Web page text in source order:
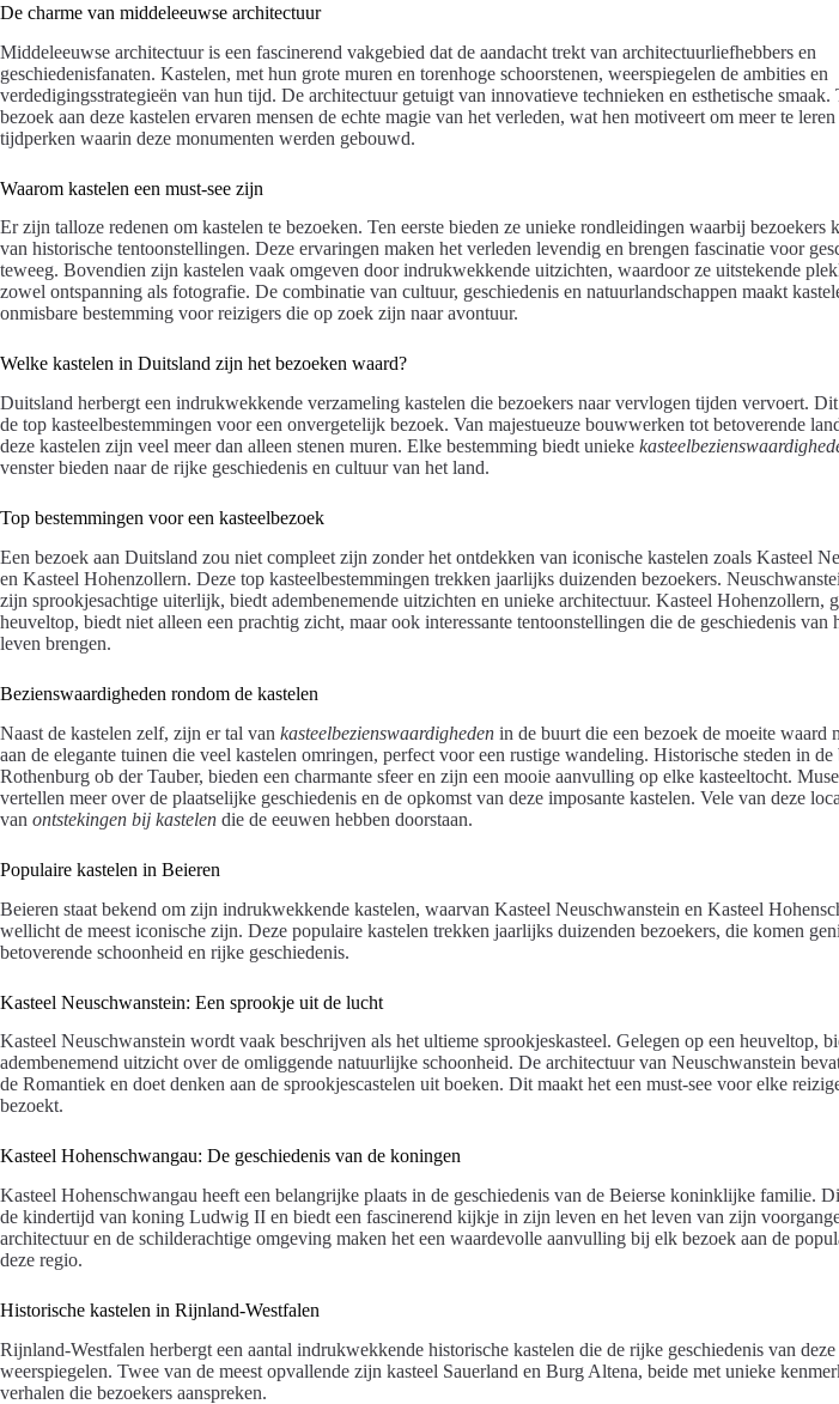
De charme van middeleeuwse architectuur
Middeleeuwse architectuur is een fascinerend vakgebied dat de aandacht trekt van architectuurliefhebbers en
geschiedenisfanaten. Kastelen, met hun grote muren en torenhoge schoorstenen, weerspiegelen de ambities en
verdedigingsstrategieën van hun tijd. De architectuur getuigt van innovatieve technieken en esthetische smaak.
bezoek aan deze kastelen ervaren mensen de echte magie van het verleden, wat hen motiveert om meer te
tijdperken waarin deze monumenten werden gebouwd.
Waarom kastelen een must-see zijn
Er zijn talloze redenen om kastelen te bezoeken. Ten eerste bieden ze unieke rondleidingen waarbij bezoekers
van historische tentoonstellingen. Deze ervaringen maken het verleden levendig en brengen fascinatie voor
teweeg. Bovendien zijn kastelen vaak omgeven door indrukwekkende uitzichten, waardoor ze uitstekende
zowel ontspanning als fotografie. De combinatie van cultuur, geschiedenis en natuurlandschappen maakt
onmisbare bestemming voor reizigers die op zoek zijn naar avontuur.
Welke kastelen in Duitsland zijn het bezoeken waard?
Duitsland herbergt een indrukwekkende verzameling kastelen die bezoekers naar vervlogen tijden vervoert.
de top kasteelbestemmingen voor een onvergetelijk bezoek. Van majestueuze bouwwerken tot betoverende
deze kastelen zijn veel meer dan alleen stenen muren. Elke bestemming biedt unieke
venster bieden naar de rijke geschiedenis en cultuur van het land.
Top bestemmingen voor een kasteelbezoek
Een bezoek aan Duitsland zou niet compleet zijn zonder het ontdekken van iconische kastelen zoals Kasteel
en Kasteel Hohenzollern. Deze top kasteelbestemmingen trekken jaarlijks duizenden bezoekers.
zijn sprookjesachtige uiterlijk, biedt adembenemende uitzichten en unieke architectuur. Kasteel Hohenzollern,
heuveltop, biedt niet alleen een prachtig zicht, maar ook interessante tentoonstellingen die de geschiedenis van
leven brengen.
Bezienswaardigheden rondom de kastelen
Naast de kastelen zelf, zijn er tal van kasteelbezienswaardigheden in de buurt die een bezoek de moeite waard
aan de elegante tuinen die veel kastelen omringen, perfect voor een rustige wandeling. Historische steden in de
Rothenburg ob der Tauber, bieden een charmante sfeer en zijn een mooie aanvulling op elke kasteeltocht.
vertellen meer over de plaatselijke geschiedenis en de opkomst van deze imposante kastelen. Vele van deze
van ontstekingen bij kastelen die de eeuwen hebben doorstaan.
Populaire kastelen in Beieren
Beieren staat bekend om zijn indrukwekkende kastelen, waarvan Kasteel Neuschwanstein en Kasteel
wellicht de meest iconische zijn. Deze populaire kastelen trekken jaarlijks duizenden bezoekers, die komen
betoverende schoonheid en rijke geschiedenis.
Kasteel Neuschwanstein: Een sprookje uit de lucht
Kasteel Neuschwanstein wordt vaak beschrijven als het ultieme sprookjeskasteel. Gelegen op een heuveltop,
adembenemend uitzicht over de omliggende natuurlijke schoonheid. De architectuur van Neuschwanstein
de Romantiek en doet denken aan de sprookjescastelen uit boeken. Dit maakt het een must-see voor elke
bezoekt.
Kasteel Hohenschwangau: De geschiedenis van de koningen
Kasteel Hohenschwangau heeft een belangrijke plaats in de geschiedenis van de Beierse koninklijke familie.
de kindertijd van koning Ludwig II en biedt een fascinerend kijkje in zijn leven en het leven van zijn
architectuur en de schilderachtige omgeving maken het een waardevolle aanvulling bij elk bezoek aan de
deze regio.
Historische kastelen in Rijnland-Westfalen
Rijnland-Westfalen herbergt een aantal indrukwekkende historische kastelen die de rijke geschiedenis van
weerspiegelen. Twee van de meest opvallende zijn kasteel Sauerland en Burg Altena, beide met unieke
verhalen die bezoekers aanspreken.